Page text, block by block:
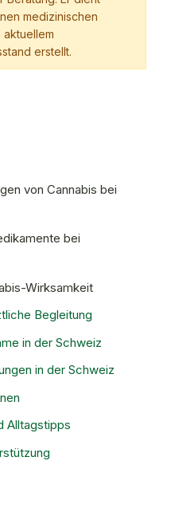
medizinischen
aktuellem
erstellt.
von Cannabis bei
bei
Wirksamkeit
Begleitung
in der Schweiz
in der Schweiz
Alltagstipps